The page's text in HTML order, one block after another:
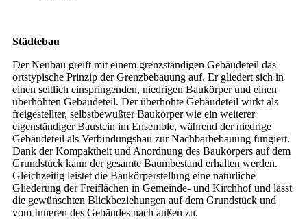
Städtebau
Der Neubau greift mit einem grenzständigen Gebäudeteil das
ortstypische Prinzip der Grenzbebauung auf. Er gliedert sich in
einen seitlich einspringenden, niedrigen Baukörper und einen
überhöhten Gebäudeteil. Der überhöhte Gebäudeteil wirkt als
freigestellter, selbstbewußter Baukörper wie ein weiterer
eigenständiger Baustein im Ensemble, während der niedrige
Gebäudeteil als Verbindungsbau zur Nachbarbebauung fungiert.
Dank der Kompaktheit und Anordnung des Baukörpers auf dem
Grundstück kann der gesamte Baumbestand erhalten werden.
Gleichzeitig leistet die Baukörperstellung eine natürliche
Gliederung der Freiflächen in Gemeinde- und Kirchhof und lässt
die gewünschten Blickbeziehungen auf dem Grundstück und
vom Inneren des Gebäudes nach außen zu.